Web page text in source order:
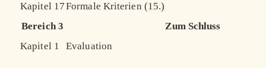
Kapitel 17Formale Kriterien (15.)
Bereich 3
Zum Schluss
Kapitel 1
Evaluation